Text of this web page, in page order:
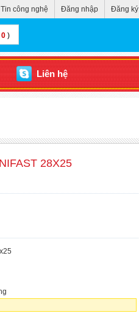
Tin công nghệ Đăng nhập Đăng ký
0 )
Liên hệ
28X25